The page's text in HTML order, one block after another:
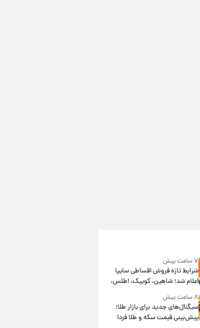
۷ ساعت پیش
شرایط تازه فروش اقساطی سایپا
اعلام شد؛ شاهین، کوییک، اطلس،
جدول
۸ ساعت پیش
سیگنال‌های جدید برای بازار طلا؛
پیش‌بینی قیمت سکه و طلا فردا